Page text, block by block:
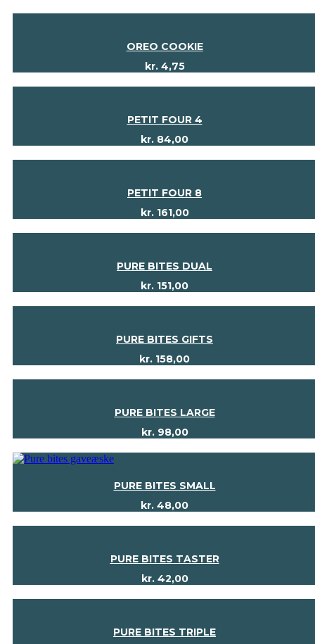
OREO COOKIE
kr.4,75
PETIT FOUR 4
kr. 84,00
PETIT FOUR 8
kr.161,00
PURE BITES DUAL
kr. 151,00
PURE BITES GIFTS
kr. 158,00
PURE BITES LARGE
kr.98,00
PURE BITES SMALL
kr. 48,00
PURE BITES TASTER
kr.42,00
PURE BITES TRIPLE